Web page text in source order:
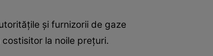
și furnizorii de gaze
la noile prețuri.